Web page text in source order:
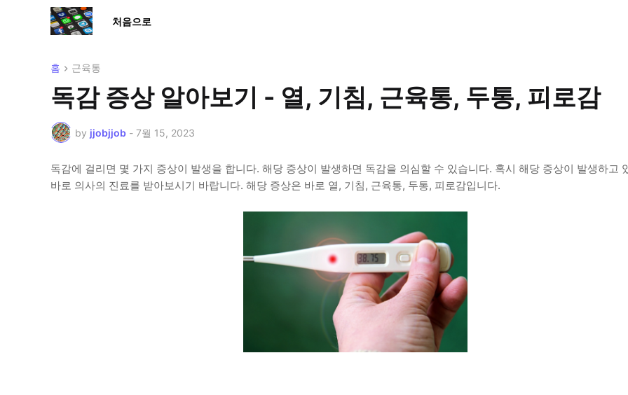
처음으로
홈 근육통
독감 증상 알아보기 - 열, 기침, 근육통, 두통, 피로감
by jjobjjob - 7월 15, 2023
독감에 걸리면 몇 가지 증상이 발생을 합니다. 해당 증상이 발생하면 독감을 의심할 수 있습니다. 혹시 해당 증상이 발생하고
바로 의사의 진료를 받아보시기 바랍니다. 해당 증상은 바로 열, 기침, 근육통, 두통, 피로감입니다.